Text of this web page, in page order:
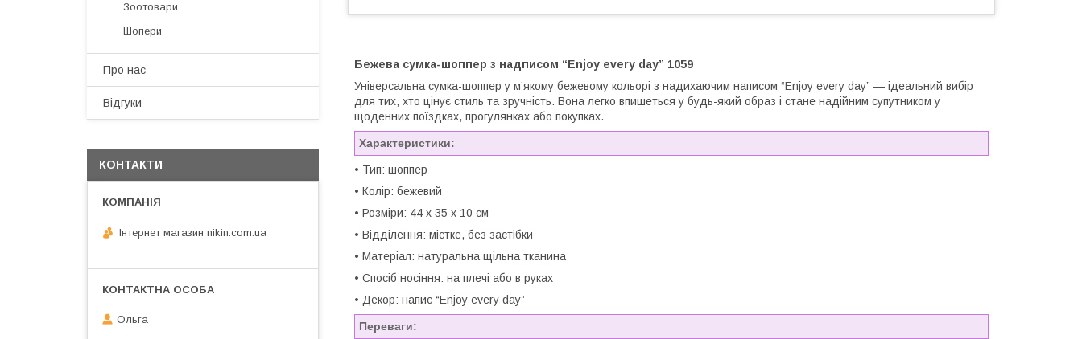
Бежева сумка-шоппер з надписом “Enjoy every day” 1059
Універсальна сумка-шоппер у м’якому бежевому кольорі з надихаючим написом “Enjoy every day” — ідеальний вибір
для тих, хто цінує стиль та зручність. Вона легко впишеться у будь-який образ і стане надійним супутником у
щоденних поїздках, прогулянках або покупках.
Характеристики:
• Тип: шоппер
• Колір: бежевий
• Розміри: 44 х 35 х 10 см
• Відділення: містке, без застібки
• Матеріал: натуральна щільна тканина
• Спосіб носіння: на плечі або в руках
• Декор: напис “Enjoy every day”
Переваги:
Зоотовари
Шопери
Про нас
Відгуки
КОНТАКТИ
Інтернет магазин nikin.com.ua
Ольга